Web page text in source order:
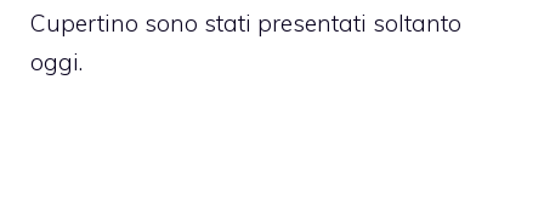
Cupertino sono stati presentati soltanto
oggi.